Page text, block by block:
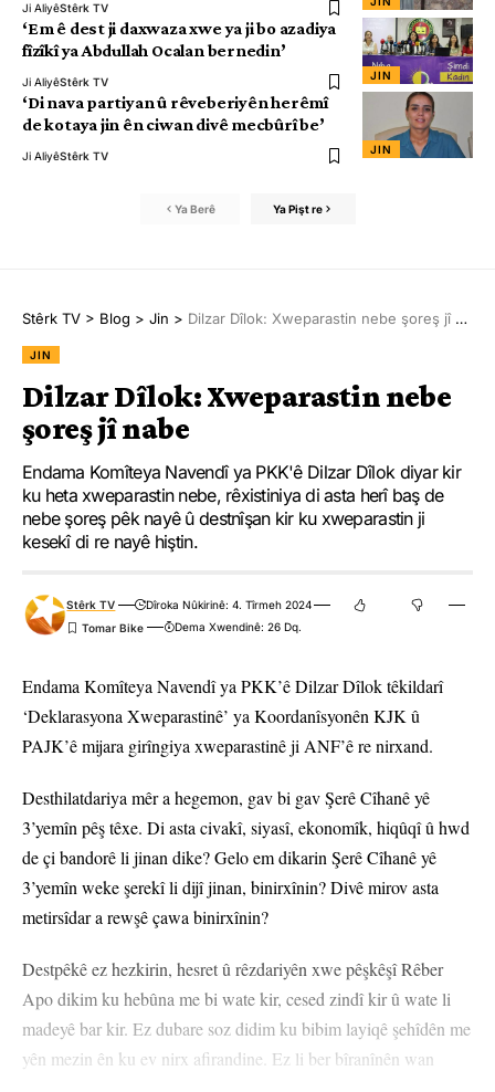
Ji AliyêStêrk TV
JIN
‘Em ê dest ji daxwaza xwe ya ji bo azadiya
fîzîkî ya Abdullah Ocalan bernedin’
Ji AliyêStêrk TV
JIN
‘Di nava partiyan û rêveberiyên herêmî
de kotaya jin ên ciwan divê mecbûrî be’
Ji AliyêStêrk TV
Ya Berê Ya Pişt re
Stêrk TV > Blog > Jin > Dilzar Dîlok: Xweparastin nebe şoreş jî nabe
JIN
Dilzar Dîlok: Xweparastin nebe
şoreş jî nabe
Endama Komîteya Navendî ya PKK'ê Dilzar Dîlok diyar kir
ku heta xweparastin nebe, rêxistiniya di asta herî baş de
nebe şoreş pêk nayê û destnîşan kir ku xweparastin ji
kesekî di re nayê hiştin.
Stêrk TV
Dîroka Nûkirinê: 4. Tîrmeh 2024
Dema Xwendinê: 26 Dq.
Endama Komîteya Navendî ya PKK’ê Dilzar Dîlok têkildarî
‘Deklarasyona Xweparastinê’ ya Koordanîsyonên KJK û
PAJK’ê mijara girîngiya xweparastinê ji ANF’ê re nirxand.
Desthilatdariya mêr a hegemon, gav bi gav Şerê Cîhanê yê
3’yemîn pêş têxe. Di asta civakî, siyasî, ekonomîk, hiqûqî û hwd
de çi bandorê li jinan dike? Gelo em dikarin Şerê Cîhanê yê
3’yemîn weke şerekî li dijî jinan, binirxînin? Divê mirov asta
metirsîdar a rewşê çawa binirxînin?
Destpêkê ez hezkirin, hesret û rêzdariyên xwe pêşkêşî Rêber
Apo dikim ku hebûna me bi wate kir, cesed zindî kir û wate li
madeyê bar kir. Ez dubare soz didim ku bibim layiqê şehîdên me
yên mezin ên ku ev nirx afirandine. Ez li ber bîranînên wan